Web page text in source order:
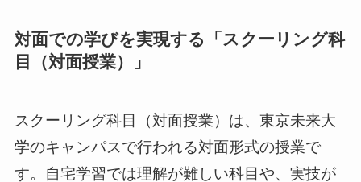
対面での学びを実現する「スクーリング科
目（対面授業）」
スクーリング科目（対面授業）は、東京未来大
学のキャンパスで行われる対面形式の授業で
す。自宅学習では理解が難しい科目や、実技が